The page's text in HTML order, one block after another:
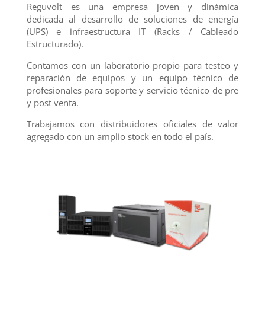
Reguvolt es una empresa joven y dinámica
dedicada al desarrollo de soluciones de energía
(UPS) e infraestructura IT (Racks / Cableado
Estructurado).
Contamos con un laboratorio propio para testeo y
reparación de equipos y un equipo técnico de
profesionales para soporte y servicio técnico de pre
y post venta.
Trabajamos con distribuidores oficiales de valor
agregado con un amplio stock en todo el país.